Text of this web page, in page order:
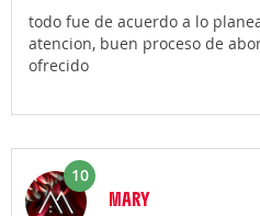
todo fue de acuerdo a lo
atencion, buen proceso de
ofrecido
10
MARY